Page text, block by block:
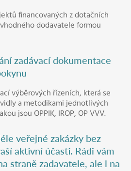
financovaných z dotačních
dodavatele formou
zadávací dokumentace
výběrových řízeních, která se
a metodikami jednotlivých
jsou OPPIK, IROP, OP VVV.
veřejné zakázky bez
aktivní účasti. Rádi vám
straně zadavatele, ale i na